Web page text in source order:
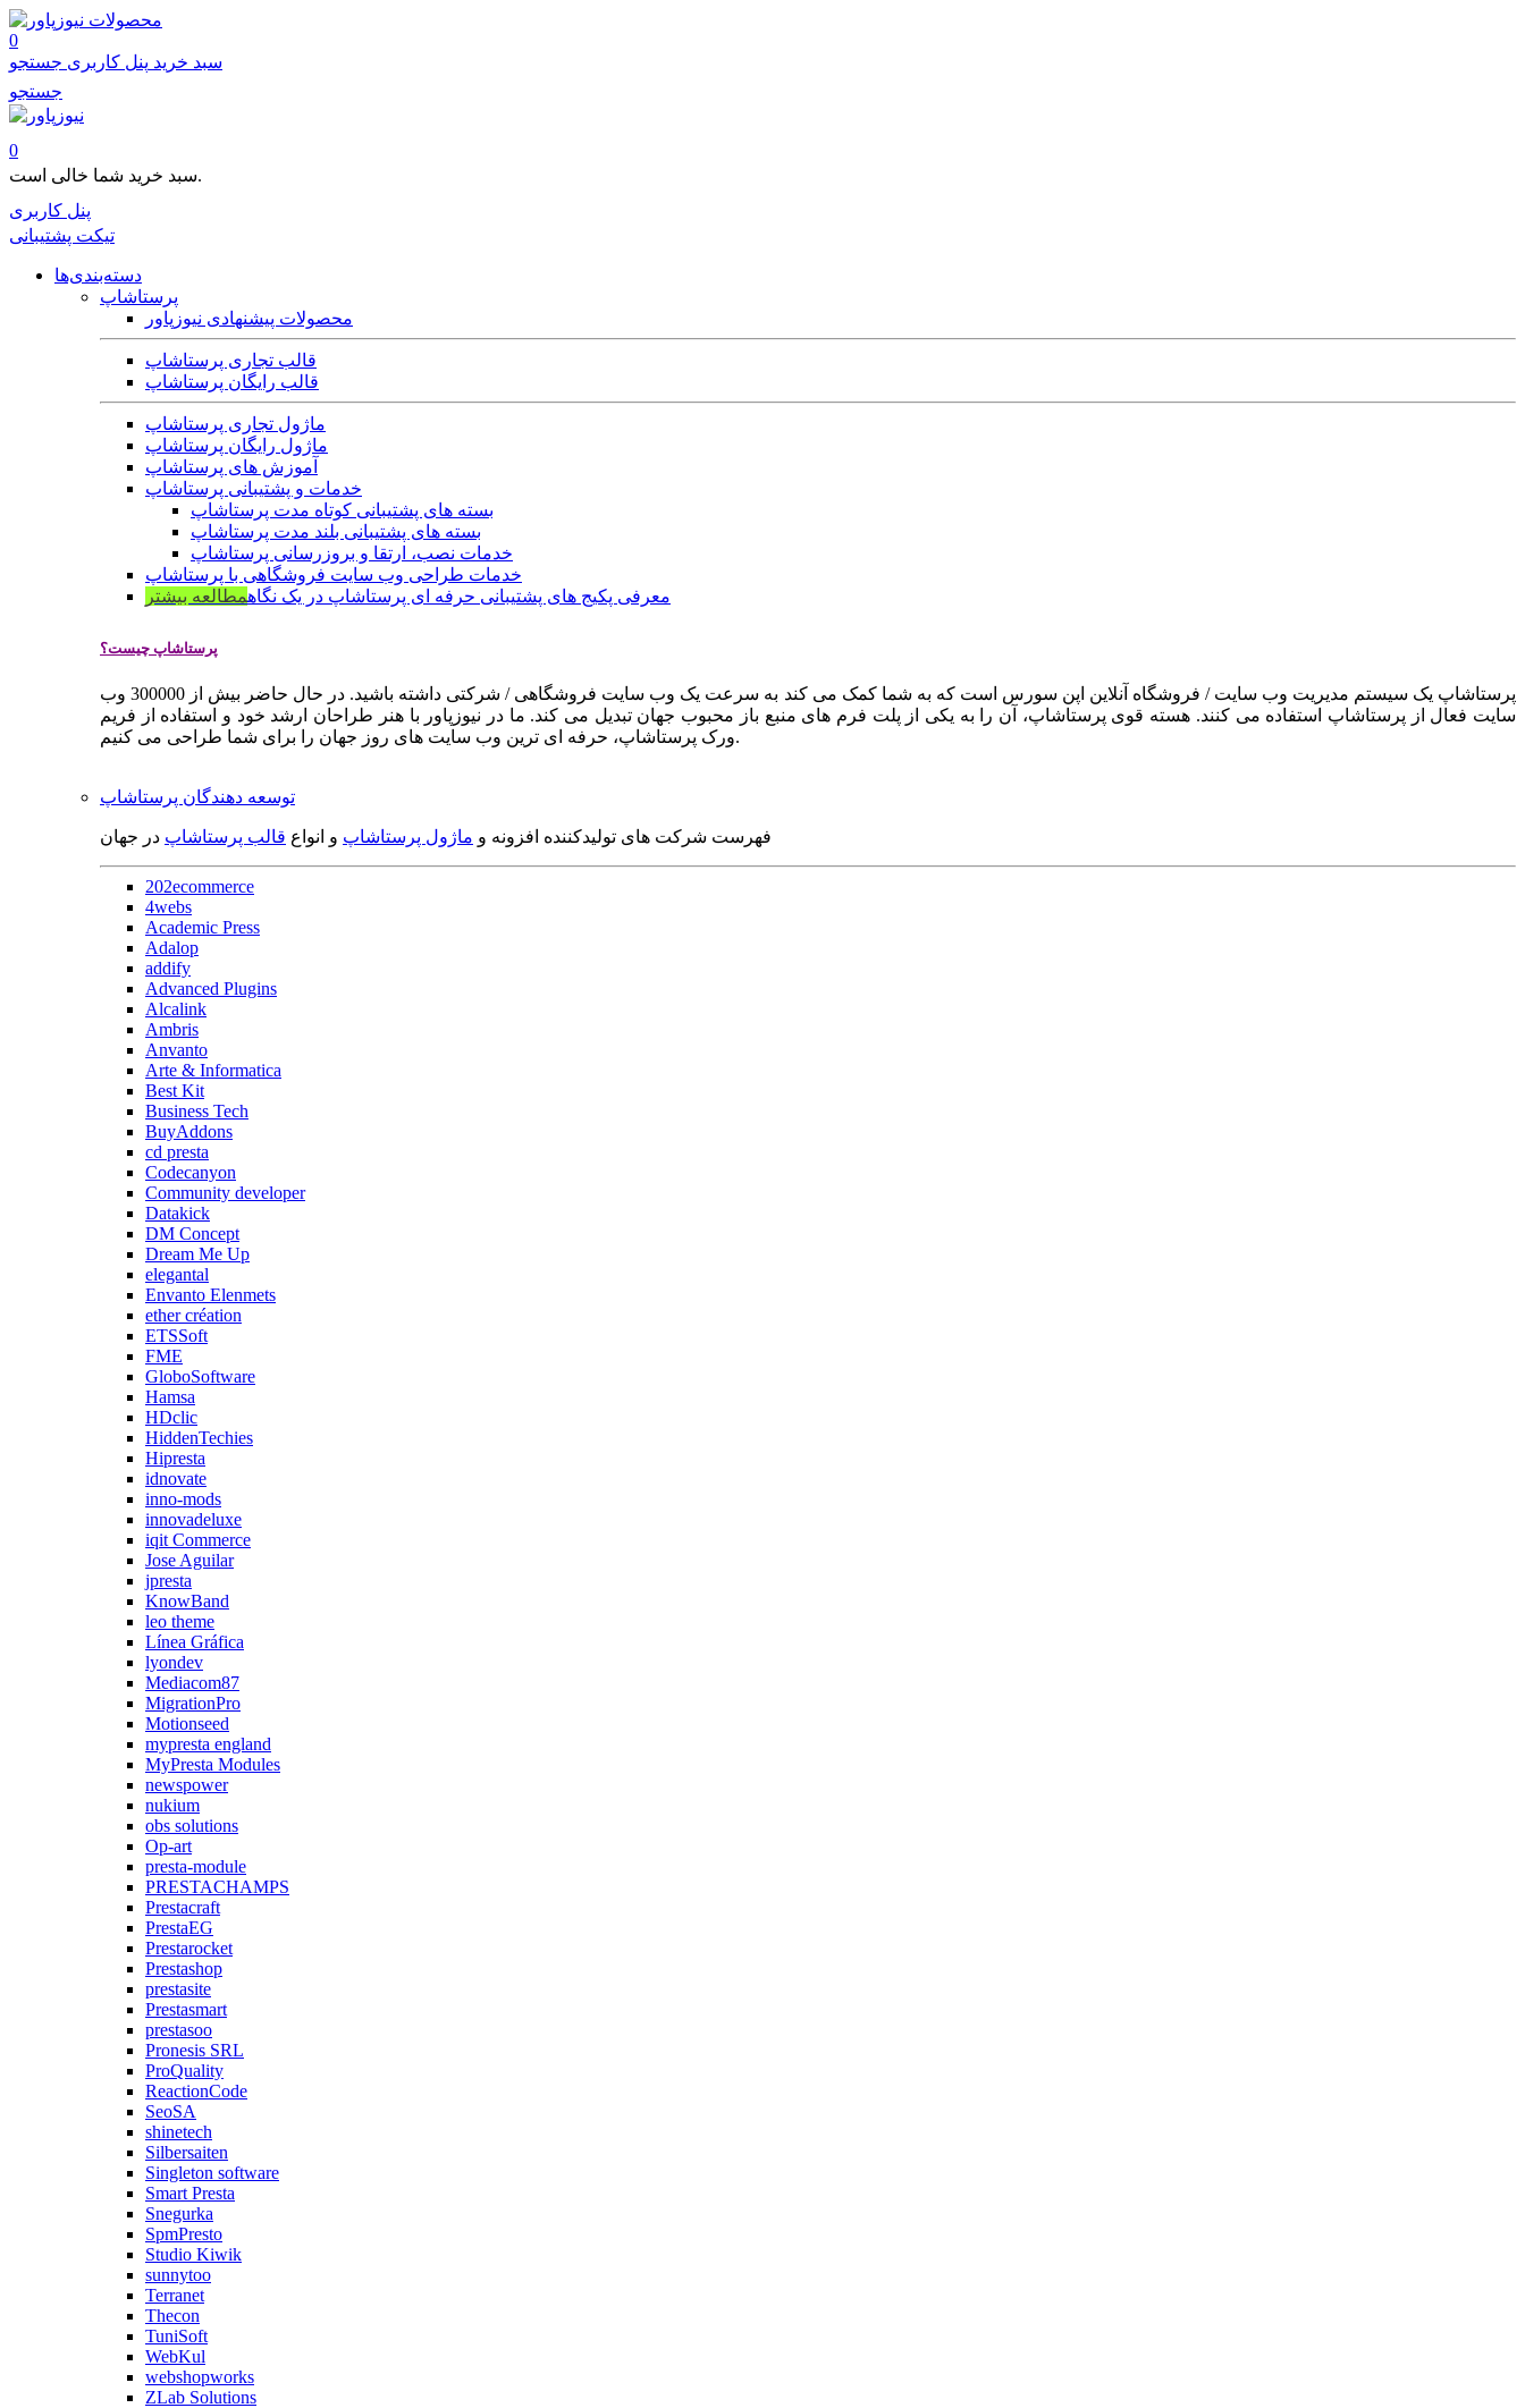
محصولات
0
سبد خرید پنل کاربری جستجو
جستجو
0
سبد خرید شما خالی است.
پنل کاربری
تیکت پشتیبانی
دسته‌بندی‌ها
پرستاشاپ
محصولات پیشنهادی نیوزپاور
قالب تجاری پرستاشاپ
قالب رایگان پرستاشاپ
ماژول تجاری پرستاشاپ
ماژول رایگان پرستاشاپ
آموزش های پرستاشاپ
خدمات و پشتیبانی پرستاشاپ
بسته های پشتیبانی کوتاه مدت پرستاشاپ
بسته های پشتیبانی بلند مدت پرستاشاپ
خدمات نصب، ارتقا و بروزرسانی پرستاشاپ
خدمات طراحی وب سایت فروشگاهی با پرستاشاپ
معرفی پکیج های پشتیبانی حرفه ای پرستاشاپ در یک نگاهمطالعه بیشتر
پرستاشاپ چیست؟
پرستاشاپ یک سیستم مدیریت وب سایت / فروشگاه آنلاین اپن سورس است که به شما کمک می کند به سرعت یک وب سایت فروشگاهی / شرکتی داشته باشید. در حال حاضر بیش از 300000 وب
سایت فعال از پرستاشاپ استفاده می کنند. هسته قوی پرستاشاپ، آن را به یکی از پلت فرم های منبع باز محبوب جهان تبدیل می کند. ما در نیوزپاور با هنر طراحان ارشد خود و استفاده از فریم
ورک پرستاشاپ، حرفه ای ترین وب سایت های روز جهان را برای شما طراحی می کنیم.
توسعه دهندگان پرستاشاپ
فهرست شرکت های تولیدکننده افزونه و ماژول پرستاشاپ و انواع قالب پرستاشاپ در جهان
202ecommerce
4webs
Academic Press
Adalop
addify
Advanced Plugins
Alcalink
Ambris
Anvanto
Arte & Informatica
Best Kit
Business Tech
BuyAddons
cd presta
Codecanyon
Community developer
Datakick
DM Concept
Dream Me Up
elegantal
Envanto Elenmets
ether création
ETSSoft
FME
GloboSoftware
Hamsa
HDclic
HiddenTechies
Hipresta
idnovate
inno-mods
innovadeluxe
iqit Commerce
Jose Aguilar
jpresta
KnowBand
leo theme
Línea Gráfica
lyondev
Mediacom87
MigrationPro
Motionseed
mypresta england
MyPresta Modules
newspower
nukium
obs solutions
Op-art
presta-module
PRESTACHAMPS
Prestacraft
PrestaEG
Prestarocket
Prestashop
prestasite
Prestasmart
prestasoo
Pronesis SRL
ProQuality
ReactionCode
SeoSA
shinetech
Silbersaiten
Singleton software
Smart Presta
Snegurka
SpmPresto
Studio Kiwik
sunnytoo
Terranet
Thecon
TuniSoft
WebKul
webshopworks
ZLab Solutions